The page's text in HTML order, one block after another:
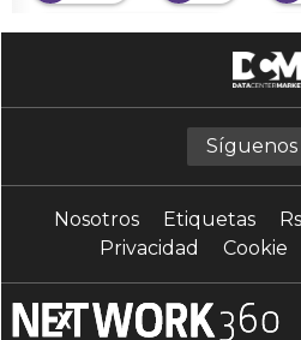
E Edge computing I
I
inteligencia artificial
T Tendencias
Síguenos
Nosotros Etiquetas
Privacidad
Cookie